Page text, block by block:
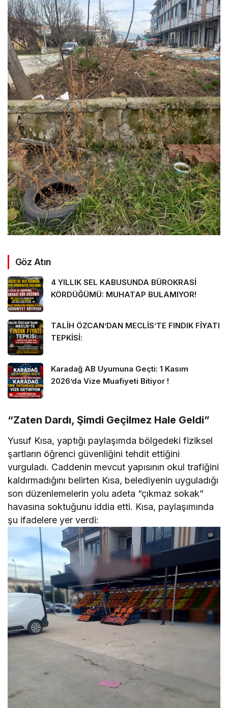
Göz Atın
4 YILLIK SEL KABUSUNDA BÜROKRASİ
KÖRDÜĞÜMÜ: MUHATAP BULAMIYOR!
TALİH ÖZCAN’DAN MECLİS’TE FINDIK FİYATI
TEPKİSİ:
Karadağ AB Uyumuna Geçti: 1 Kasım
2026’da Vize Muafiyeti Bitiyor !
“Zaten Dardı, Şimdi Geçilmez Hale Geldi”
Yusuf Kısa, yaptığı paylaşımda bölgedeki fiziksel
şartların öğrenci güvenliğini tehdit ettiğini
vurguladı. Caddenin mevcut yapısının okul trafiğini
kaldırmadığını belirten Kısa, belediyenin uyguladığı
son düzenlemelerin yolu adeta “çıkmaz sokak”
havasına soktuğunu iddia etti. Kısa, paylaşımında
şu ifadelere yer verdi: